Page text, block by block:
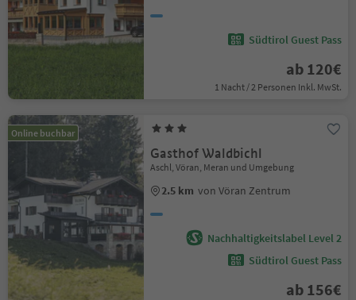
Südtirol Guest Pass
ab 120€
1 Nacht / 2 Personen Inkl. MwSt.
Online buchbar
Gasthof Waldbichl
Aschl, Vöran, Meran und Umgebung
2.5 km von Vöran Zentrum
Nachhaltigkeitslabel Level 2
Südtirol Guest Pass
ab 156€